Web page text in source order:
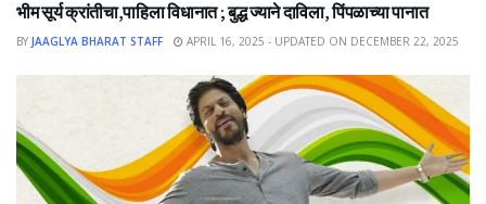
भीम सूर्य क्रांतीचा,पाहिला विधानात ; बुद्ध ज्याने दाविला, पिंपळाच्या पानात
BY JAAGLYA BHARAT STAFF APRIL 16, 2025 - UPDATED ON DECEMBER 22, 2025